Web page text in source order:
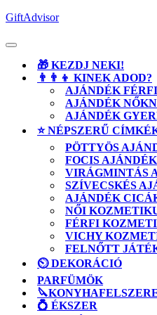
Skip
content
GiftAdvisor
Open
🎁 KEZDJ NEKI!
👨‍👨‍👦 KINEK ADOD?
AJÁNDÉK
AJÁNDÉK
AJÁNDÉK
⭐ NÉPSZERŰ
PÖTTYÖS
FOCIS
VIRÁGMINTÁS
SZÍVECSKÉS
AJÁNDÉK
NŐI
FÉRFI
VICHY
FELNŐTT
⏲️ DEKORÁCIÓ
PARFÜMÖK
💍 ÉKSZER